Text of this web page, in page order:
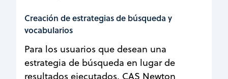
Creación de estrategias de búsqueda y
vocabularios
Para los usuarios que desean una
estrategia de búsqueda en lugar de
resultados ejecutados, CAS Newton